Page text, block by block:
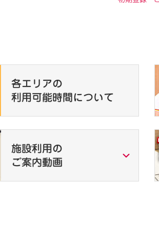
各エリアの
利用可能時間について
施設利用の
ご案内動画